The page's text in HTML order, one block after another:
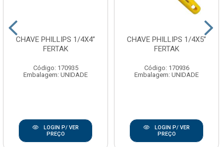
CHAVE PHILLIPS 1/4X4”
FERTAK
Código: 170935
Embalagem: UNIDADE
LOGIN P/ VER
PREÇO
CHAVE PHILLIPS 1/4X5”
FERTAK
Código: 170936
Embalagem: UNIDADE
LOGIN P/ VER
PREÇO